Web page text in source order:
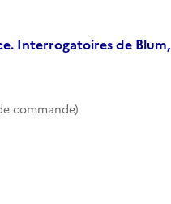
Interrogatoires de Blum,
commande)